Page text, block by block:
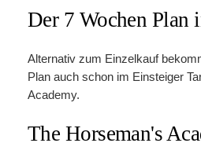
M
e
n
e
Der 7 Wochen Plan
Alternativ zum Einzelkauf
Plan auch schon im Einsteiger
Academy.
The Horseman's